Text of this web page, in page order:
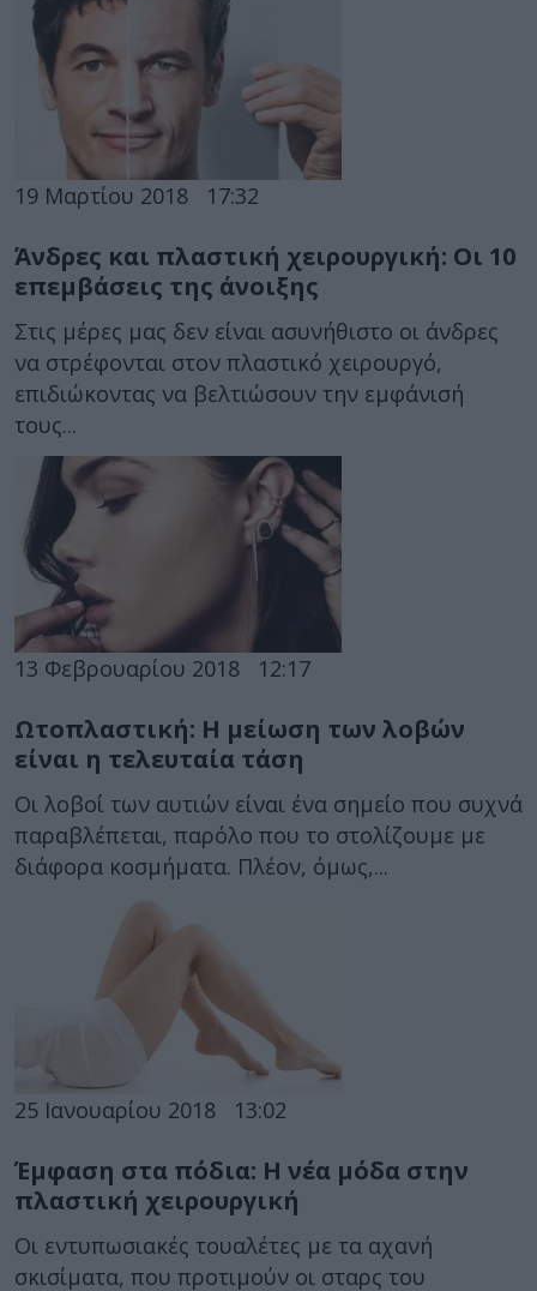
19 Μαρτίου 2018 17:32
Άνδρες και πλαστική χειρουργική: Οι 10
επεμβάσεις της άνοιξης
Στις μέρες μας δεν είναι ασυνήθιστο οι άνδρες
να στρέφονται στον πλαστικό χειρουργό,
επιδιώκοντας να βελτιώσουν την εμφάνισή
τους...
13 Φεβρουαρίου 2018 12:17
Ωτοπλαστική: Η μείωση των λοβών
είναι η τελευταία τάση
Οι λοβοί των αυτιών είναι ένα σημείο που συχνά
παραβλέπεται, παρόλο που το στολίζουμε με
διάφορα κοσμήματα. Πλέον, όμως,...
25 Ιανουαρίου 2018 13:02
Έμφαση στα πόδια: Η νέα μόδα στην
πλαστική χειρουργική
Οι εντυπωσιακές τουαλέτες με τα αχανή
σκισίματα, που προτιμούν οι σταρς του